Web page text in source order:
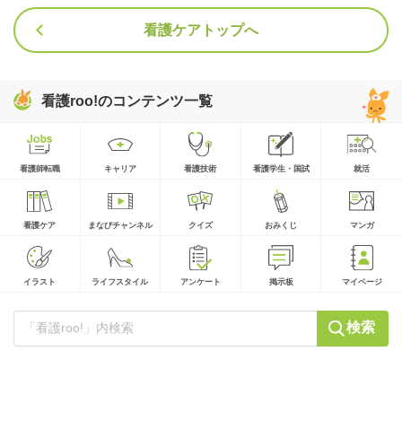
看護ケアトップへ
看護roo!のコンテンツ一覧
看護師転職 キャリア 看護技術 看護学生・国試 就活
看護ケア まなびチャンネル クイズ おみくじ マンガ
イラスト ライフスタイル アンケート 掲示板 マイページ
検索